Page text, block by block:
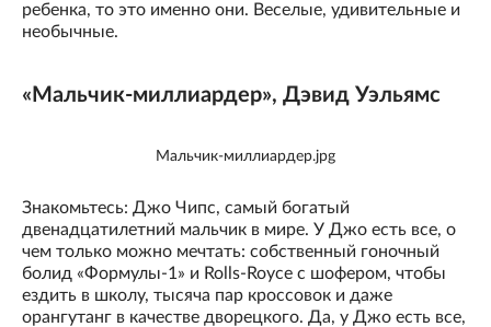
ребенка, то это именно они. Веселые, удивительные и
необычные.
«Мальчик-миллиардер», Дэвид Уэльямс
Мальчик-миллиардер.jpg
Знакомьтесь: Джо Чипс, самый богатый
двенадцатилетний мальчик в мире. У Джо есть все, о
чем только можно мечтать: собственный гоночный
болид «Формулы-1» и Rolls-Royce с шофером, чтобы
ездить в школу, тысяча пар кроссовок и даже
орангутанг в качестве дворецкого. Да, у Джо есть все,